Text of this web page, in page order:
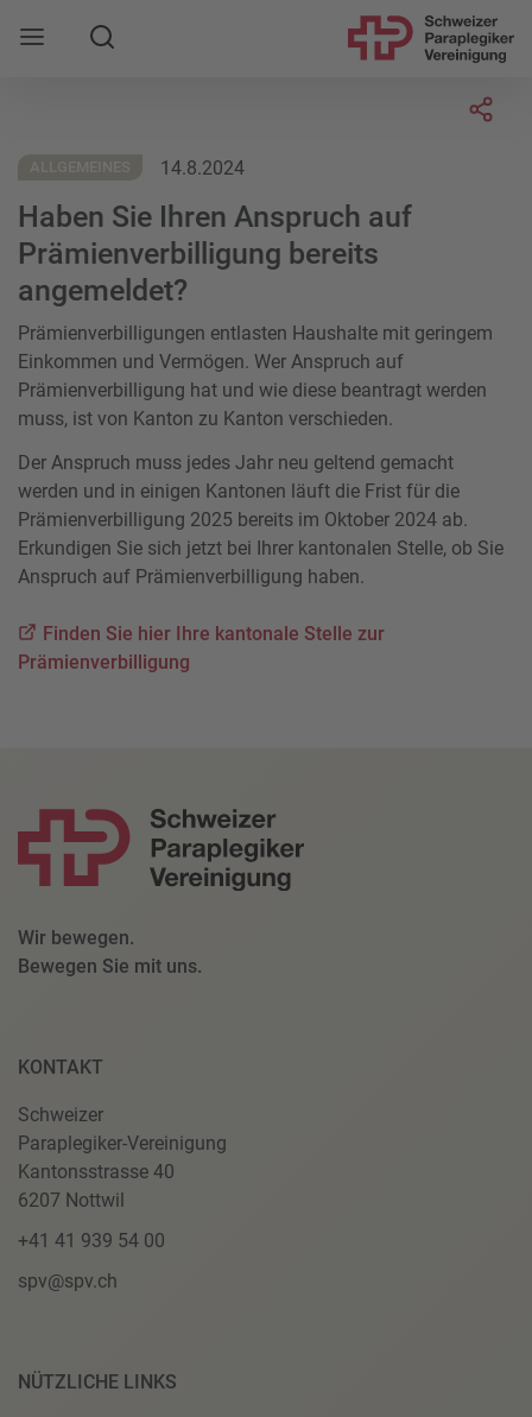
Mobile Navigation öffnen
Suche
ALLGEMEINES 14.8.2024
Haben Sie Ihren Anspruch auf
Prämienverbilligung bereits
angemeldet?
Prämienverbilligungen entlasten Haushalte mit geringem
Einkommen und Vermögen. Wer Anspruch auf
Prämienverbilligung hat und wie diese beantragt werden
muss, ist von Kanton zu Kanton verschieden.
Der Anspruch muss jedes Jahr neu geltend gemacht
werden und in einigen Kantonen läuft die Frist für die
Prämienverbilligung 2025 bereits im Oktober 2024 ab.
Erkundigen Sie sich jetzt bei Ihrer kantonalen Stelle, ob Sie
Anspruch auf Prämienverbilligung haben.
Finden Sie hier Ihre kantonale Stelle zur
Prämienverbilligung
Wir bewegen.
Bewegen Sie mit uns.
KONTAKT
Schweizer
Paraplegiker-Vereinigung
Kantonsstrasse 40
6207 Nottwil
+41 41 939 54 00
spv@spv.ch
NÜTZLICHE LINKS